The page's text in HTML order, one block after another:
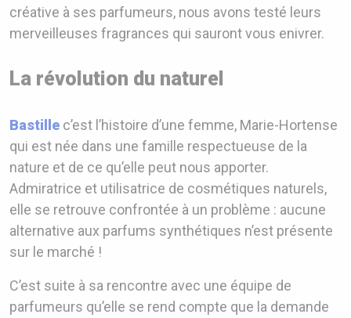
créative à ses parfumeurs, nous avons testé leurs
merveilleuses fragrances qui sauront vous enivrer.
La révolution du naturel
Bastille c’est l’histoire d’une femme, Marie-Hortense
qui est née dans une famille respectueuse de la
nature et de ce qu’elle peut nous apporter.
Admiratrice et utilisatrice de cosmétiques naturels,
elle se retrouve confrontée à un problème : aucune
alternative aux parfums synthétiques n’est présente
sur le marché !
C’est suite à sa rencontre avec une équipe de
parfumeurs qu’elle se rend compte que la demande